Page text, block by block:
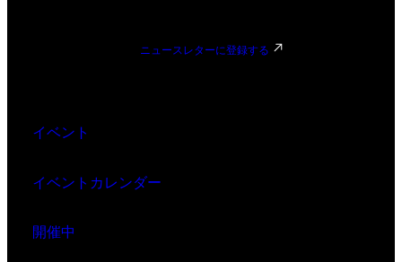
ニュースレターに登録する
イベント
イベントカレンダー
開催中